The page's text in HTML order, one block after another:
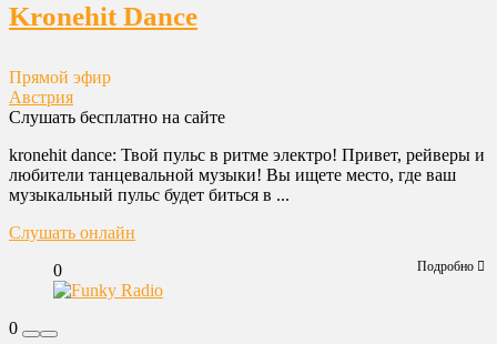
Kronehit Dance
Прямой эфир
Австрия
Слушать бесплатно на сайте
kronehit dance: Твой пульс в ритме электро! Привет, рейверы и
любители танцевальной музыки! Вы ищете место, где ваш
музыкальный пульс будет биться в ...
Слушать онлайн
Подробно
0
0